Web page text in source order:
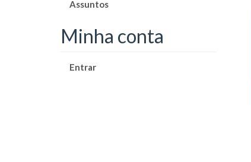
Assuntos
Minha conta
Entrar